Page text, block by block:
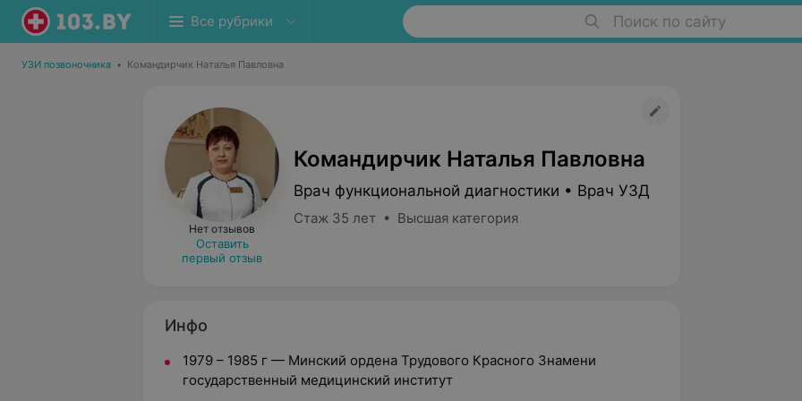
Все рубрики Поиск по сайту
УЗИ позвоночника • Командирчик Наталья Павловна
Нет отзывов
Оставить
первый отзыв
Командирчик Наталья Павловна
Врач функциональной диагностики • Врач УЗД
Стаж 35 лет • Высшая категория
Инфо
1979 – 1985 г — Минский ордена Трудового Красного Знамени
государственный медицинский институт